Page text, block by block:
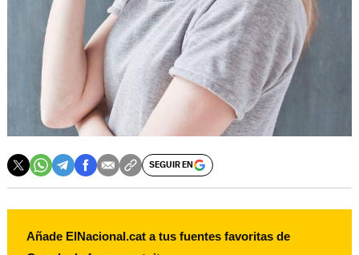
SEGUIR EN
Añade ElNacional.cat a tus fuentes favoritas de